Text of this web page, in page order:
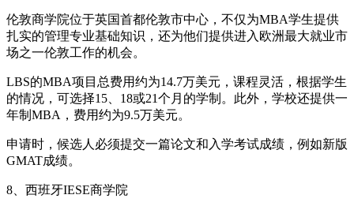
伦敦商学院位于英国首都伦敦市中心，不仅为MBA学生提供
扎实的管理专业基础知识，还为他们提供进入欧洲最大就业市
场之一伦敦工作的机会。
LBS的MBA项目总费用约为14.7万美元，课程灵活，根据学生
的情况，可选择15、18或21个月的学制。此外，学校还提供一
年制MBA，费用约为9.5万美元。
申请时，候选人必须提交一篇论文和入学考试成绩，例如新版
GMAT成绩。
8、西班牙IESE商学院